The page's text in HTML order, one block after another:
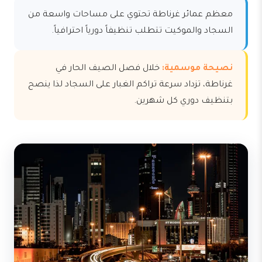
معظم عمائر غرناطة تحتوي على مساحات واسعة من
السجاد والموكيت تتطلب تنظيفاً دورياً احترافياً.
نصيحة موسمية: خلال فصل الصيف الحار في
غرناطة، تزداد سرعة تراكم الغبار على السجاد لذا ينصح
بتنظيف دوري كل شهرين.